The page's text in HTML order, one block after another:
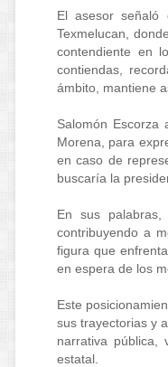
El asesor señaló
Texmelucan,
contendiente en
contiendas,
ámbito, mantiene
Salomón Escorza
Morena, para
en caso de
buscaría la
En sus
contribuyendo a
figura que
en espera de los
Este
sus trayectorias y
narrativa pública,
estatal.